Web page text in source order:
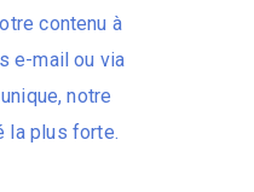
contenu à
e-mail ou via
notre
la plus forte.